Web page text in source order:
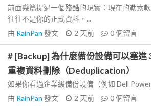
前面幾篇提過一個殘酷的現實：現在的勒索
往往不是你的正式資料，...
由 RainPan 發文 2 天前 0個留言
# [Backup] 為什麼備份設備可以塞進
重複資料刪除（Deduplication）
如果你看過企業級備份設備（例如 Dell
由 RainPan 發文 2 天前 0個留言